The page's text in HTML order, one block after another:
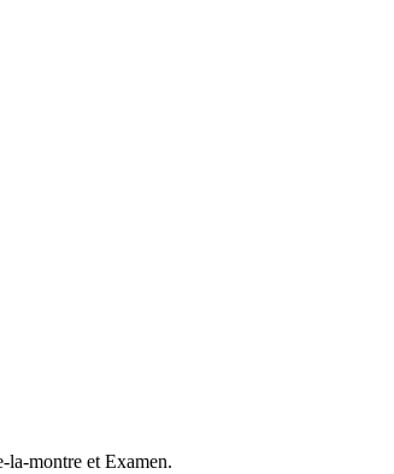
la-montre et Examen.